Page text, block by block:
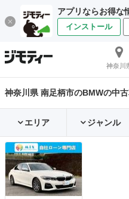
アプリならお得な
インストール
神奈川
神奈川県 南足柄市のBMWの中
エリア ジャンル